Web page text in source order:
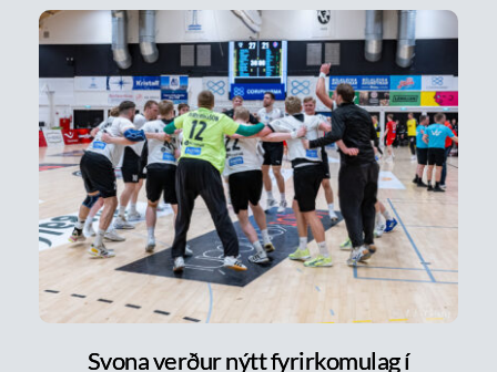
Svona verður nýtt fyrirkomulag í